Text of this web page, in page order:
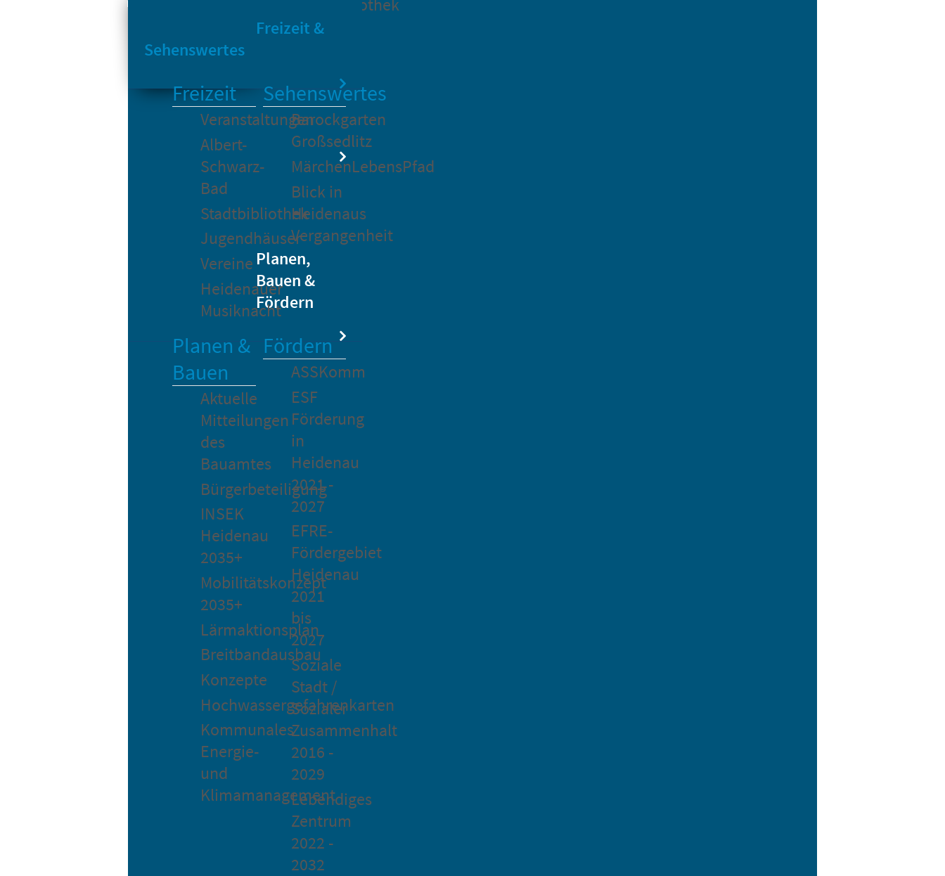
Bikesharing
Stadtbibliothek
Freizeit &
Sehenswertes
Freizeit
Veranstaltungen
Albert-
Schwarz-
Bad
Stadtbibliothek
Jugendhäuser
Vereine
Heidenauer
Musiknacht
Sehenswertes
Barockgarten
Großsedlitz
MärchenLebensPfad
Blick in
Heidenaus
Vergangenheit
Planen,
Bauen &
Fördern
Planen &
Bauen
Aktuelle
Mitteilungen
des
Bauamtes
Bürgerbeteiligung
INSEK
Heidenau
2035+
Mobilitätskonzept
2035+
Lärmaktionsplan
Breitbandausbau
Konzepte
Hochwassergefahrenkarten
Kommunales
Energie-
und
Klimamanagement
Fördern
ASSKomm
ESF
Förderung
in
Heidenau
2021 -
2027
EFRE-
Fördergebiet
Heidenau
2021
bis
2027
Soziale
Stadt /
Sozialer
Zusammenhalt
2016 -
2029
Lebendiges
Zentrum
2022 -
2032